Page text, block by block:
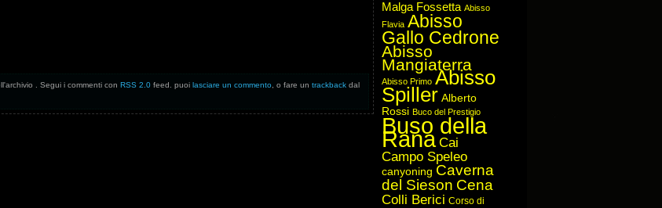
. Segui i commenti con RSS 2.0 feed. puoi lasciare un commento , o fare un trackback dal
Malga Fossetta Abisso
Flavia Abisso
Gallo Cedrone
Abisso
Mangiaterra
Abisso Primo Abisso
Spiller Alberto
Rossi Buco del Prestigio
Buso della
Rana Cai
Campo Speleo
canyoning Caverna
del Sieson Cena
Colli Berici Corso di